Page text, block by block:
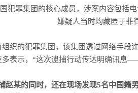
犯罪集团的核心成员，涉案内容包括
嫌疑人当时均藏匿于菲
织的犯罪集团，该集团透过网络手段
多表示，“这次逮捕行动传达明确讯息
赵某的同时，还在现场发现5名中国籍